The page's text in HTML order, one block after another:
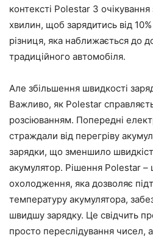
контексті Polestar 3
хвилин, щоб зарядитись від
різниця, яка наближається до
традиційного автомобіля.
Але збільшення швидкості
Важливо, як Polestar
розсіюванням. Попередні
страждали від перегріву
зарядки, що зменшило
акумулятор. Рішення Polestar
охолодження, яка дозволяє
температуру акумулятора,
швидшу зарядку. Це свідчить
просто переслідування чисел,